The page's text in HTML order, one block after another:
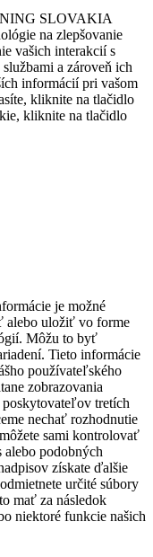
SLOVAKIA
na zlepšovanie
vašich interakcií s
a zároveň ich
informácií pri vašom
kliknite na tlačidlo
kliknite na tlačidlo
je možné
alebo uložiť vo forme
Môžu to byť
Tieto informácie
používateľského
zobrazovania
poskytovateľov tretích
nechať rozhodnutie
sami kontrolovať
podobných
získate ďalšie
určité súbory
mať za následok
niektoré funkcie našich